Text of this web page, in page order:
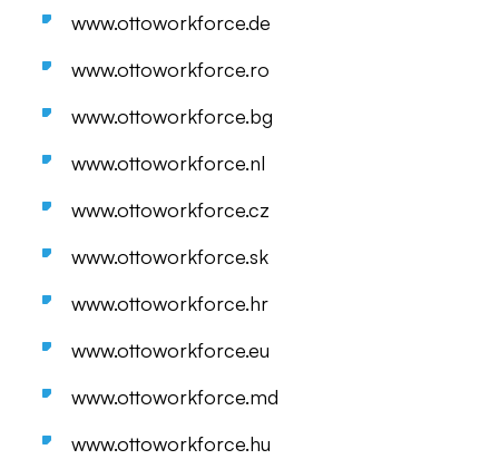
www.ottoworkforce.de
www.ottoworkforce.ro
www.ottoworkforce.bg
www.ottoworkforce.nl
www.ottoworkforce.cz
www.ottoworkforce.sk
www.ottoworkforce.hr
www.ottoworkforce.eu
www.ottoworkforce.md
www.ottoworkforce.hu